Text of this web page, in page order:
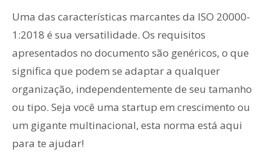
Uma das características marcantes da ISO 20000-
1:2018 é sua versatilidade. Os requisitos
apresentados no documento são genéricos, o que
significa que podem se adaptar a qualquer
organização, independentemente de seu tamanho
ou tipo. Seja você uma startup em crescimento ou
um gigante multinacional, esta norma está aqui
para te ajudar!